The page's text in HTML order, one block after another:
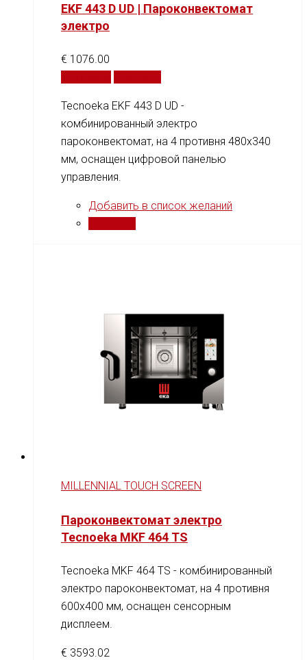
EKF 443 D UD | Пароконвектомат
электро
€ 1076.00
Tecnoeka EKF 443 D UD -
комбинированный электро
пароконвектомат, на 4 противня 480x340
мм, оснащен цифровой панелью
управления.
Добавить в список желаний
MILLENNIAL TOUCH SCREEN
Пароконвектомат электро
Tecnoeka MKF 464 TS
Tecnoeka MKF 464 TS - комбинированный
электро пароконвектомат, на 4 противня
600x400 мм, оснащен сенсорным
дисплеем.
€ 3593.02